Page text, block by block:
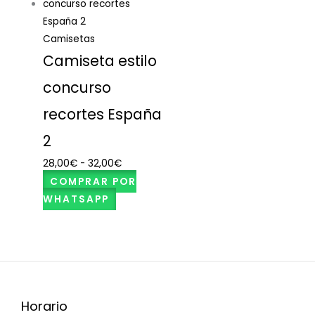
Camisetas
Camiseta estilo
concurso
recortes España
2
28,00€ - 32,00€
COMPRAR POR
WHATSAPP
Horario